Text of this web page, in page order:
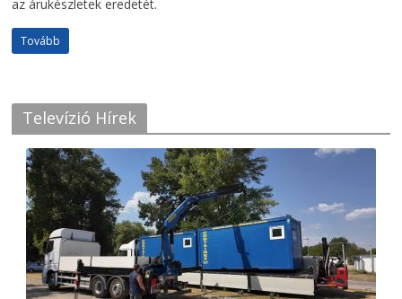
az árukészletek eredetét.
Tovább
Televízió Hírek